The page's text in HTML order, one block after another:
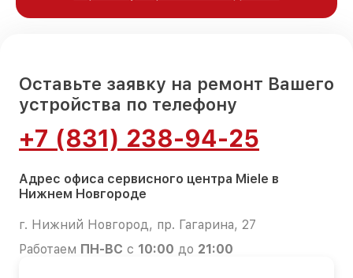
Оставьте заявку на ремонт Вашего
устройства по телефону
+7 (831) 238-94-25
Адрес офиса сервисного центра Miele в
Нижнем Новгороде
г. Нижний Новгород, пр. Гагарина, 27
Работаем ПН-ВС с 10:00 до 21:00